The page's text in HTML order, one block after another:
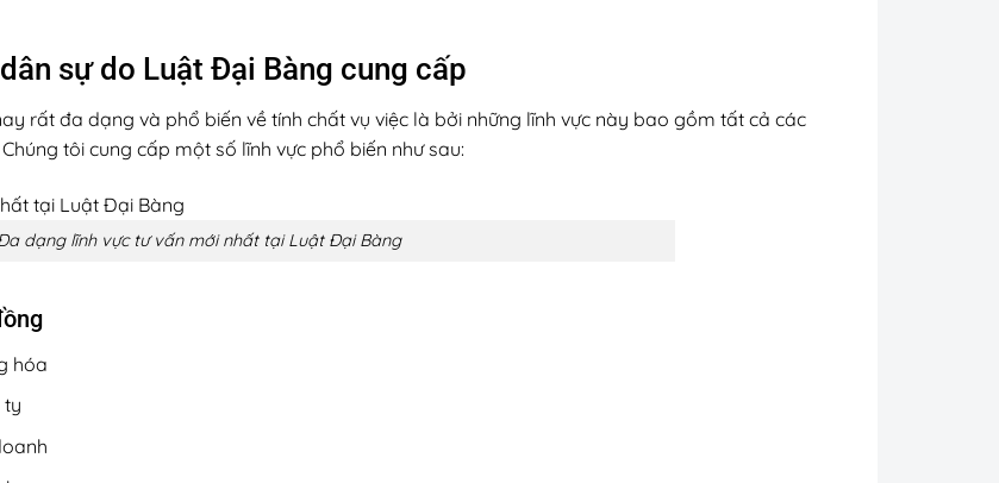
sự do Luật Đại Bàng cung cấp
rất đa dạng và phổ biến về tính chất vụ việc là bởi những lĩnh vực này bao gồm tất cả các
tôi cung cấp một số lĩnh vực phổ biến như sau:
dạng lĩnh vực tư vấn mới nhất tại Luật Đại Bàng
hóa
ty